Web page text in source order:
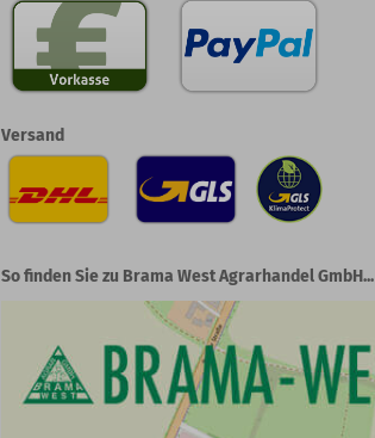
Versand
So finden Sie zu Brama West Agrarhandel GmbH...